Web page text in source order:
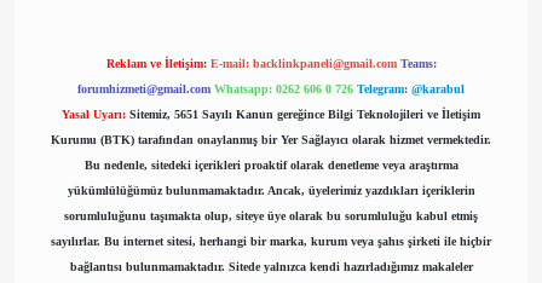
Reklam ve İletişim: E-mail: backlinkpaneli@gmail.com Teams:
forumhizmeti@gmail.com Whatsapp: 0262 606 0 726 Telegram: @karabul
Yasal Uyarı: Sitemiz, 5651 Sayılı Kanun gereğince Bilgi Teknolojileri ve İletişim
Kurumu (BTK) tarafından onaylanmış bir Yer Sağlayıcı olarak hizmet vermektedir.
Bu nedenle, sitedeki içerikleri proaktif olarak denetleme veya araştırma
yükümlülüğümüz bulunmamaktadır. Ancak, üyelerimiz yazdıkları içeriklerin
sorumluluğunu taşımakta olup, siteye üye olarak bu sorumluluğu kabul etmiş
sayılırlar. Bu internet sitesi, herhangi bir marka, kurum veya şahıs şirketi ile hiçbir
bağlantısı bulunmamaktadır. Sitede yalnızca kendi hazırladığımız makaleler